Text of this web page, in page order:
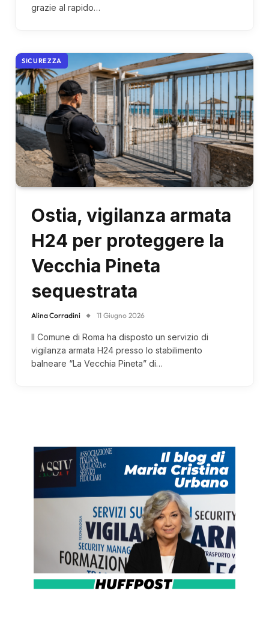
grazie al rapido…
SICUREZZA
Ostia, vigilanza armata
H24 per proteggere la
Vecchia Pineta
sequestrata
Alina Corradini 11 Giugno 2026
Il Comune di Roma ha disposto un servizio di
vigilanza armata H24 presso lo stabilimento
balneare “La Vecchia Pineta” di…